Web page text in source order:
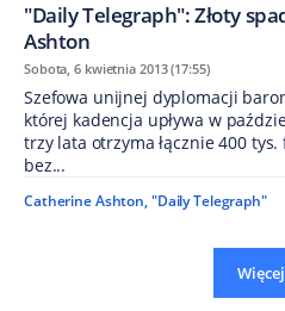
"Daily Telegraph": Złoty
Ashton
Sobota, 6 kwietnia 2013 (17:55)
Szefowa unijnej dyplomacji
której kadencja upływa w
trzy lata otrzyma łącznie 400
bez...
Catherine Ashton,"Daily Telegraph"
Więcej